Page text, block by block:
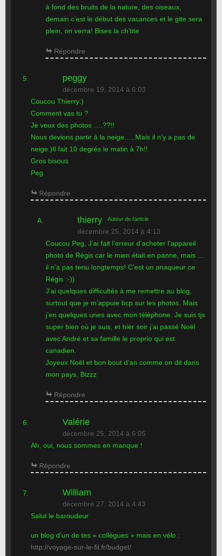
à fond des bruits de la nature, des oiseaux,
demain c’est le début des vacances et le gite sera
plein, on verra! Bises la ch’tite
Répondre
peggy
décembre 19, 2014 à 6:03
Coucou Thierry:)
Comment vas tu ?
Je veux des photos ….??!!
Nous devions partir à la neige…..Mais il n’y a pas de
neige:)Il fait 10 degrés le matin à 7h!!
Gros bisous
Peg
Répondre
thierry Auteur de l'article
décembre 25, 2014 à 4:13
Coucou Peg, J’ai fait l’erreur d’acheter l’appareil
photo de Régis car le mien était en panne, mais …
il n’a pas tenu longtemps! C’est un anaqueur ce
Régis :-))
J’ai quelques difficultés à me remettre au blog,
surtout que je m’appuie bcp sur les photos. Mais
j’en quelques unes avec mon téléphone. Je suis tjs
super bien où je suis, et hier soir j’ai passé Noël
avec André et sa famille le proprio qui est
canadien.
Joyeux Noël et bon bout d’an comme on dit dans
mon pays, Bizzz
Répondre
Valérie
décembre 25, 2014 à 6:05
Ah, oui, nous sommes en manque !
Répondre
William
décembre 27, 2014 à 4:43
Salut le baroudeur
un blog d’un de tes « collègues » mais en vélo :
http://voyage-sur-le-fil.fr/budget/